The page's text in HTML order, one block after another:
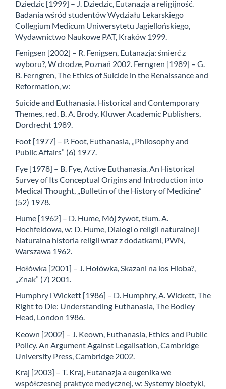
Dziedzic [1999] – J. Dziedzic, Eutanazja a religijność.
Badania wśród studentów Wydziału Lekarskiego
Collegium Medicum Uniwersytetu Jagiellońskiego,
Wydawnictwo Naukowe PAT, Kraków 1999.
Fenigsen [2002] – R. Fenigsen, Eutanazja: śmierć z
wyboru?, W drodze, Poznań 2002. Ferngren [1989] – G.
B. Ferngren, The Ethics of Suicide in the Renaissance and
Reformation, w:
Suicide and Euthanasia. Historical and Contemporary
Themes, red. B. A. Brody, Kluwer Academic Publishers,
Dordrecht 1989.
Foot [1977] – P. Foot, Euthanasia, „Philosophy and
Public Affairs” (6) 1977.
Fye [1978] – B. Fye, Active Euthanasia. An Historical
Survey of Its Conceptual Origins and Introduction into
Medical Thought, „Bulletin of the History of Medicine”
(52) 1978.
Hume [1962] – D. Hume, Mój żywot, tłum. A.
Hochfeldowa, w: D. Hume, Dialogi o religii naturalnej i
Naturalna historia religii wraz z dodatkami, PWN,
Warszawa 1962.
Hołówka [2001] – J. Hołówka, Skazani na los Hioba?,
„Znak” (7) 2001.
Humphry i Wickett [1986] – D. Humphry, A. Wickett, The
Right to Die: Understanding Euthanasia, The Bodley
Head, London 1986.
Keown [2002] – J. Keown, Euthanasia, Ethics and Public
Policy. An Argument Against Legalisation, Cambridge
University Press, Cambridge 2002.
Kraj [2003] – T. Kraj, Eutanazja a eugenika we
współczesnej praktyce medycznej, w: Systemy bioetyki,